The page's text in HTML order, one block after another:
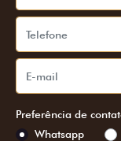
Preferência de
Whatsapp